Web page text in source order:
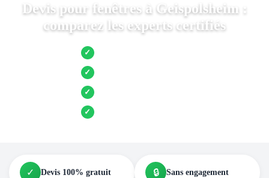
Devis pour fenêtres à Geispolsheim :
comparez les experts certifiés
✓ Jusqu’à 3 devis comparés
✓ Entreprises locales vérifiées
✓ Pose garantie
✓ Aides et primes incluses
✓ Devis 100% gratuit 🔒 Sans engagement